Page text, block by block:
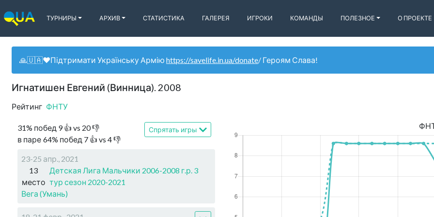
ТУРНИРЫ АРХИВ СТАТИСТИКА ГАЛЕРЕЯ ИГРОКИ КОМАНДЫ ПОЛЕЗНОЕ О ПРОЕКТЕ
🙏🇺🇦❤️Підтримати Українську Армію https://savelife.in.ua/donate/ Героям Слава!
Игнатишен Евгений (Винница). 2008
Рейтинг ФНТУ
31% побед 9👍 vs 20👎
в паре 64% побед 7 👍 vs 4👎
Спрятать игры
23-25 апр., 2021
13
место
Детская Лига Мальчики 2006-2008 г.р. 3
тур сезон 2020-2021
Вега (Умань)